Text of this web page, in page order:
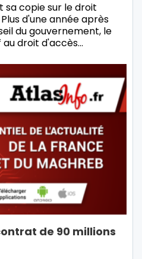
sa copie sur le droit
d'une année après
du gouvernement, le
au droit d'accès…
de 90 millions